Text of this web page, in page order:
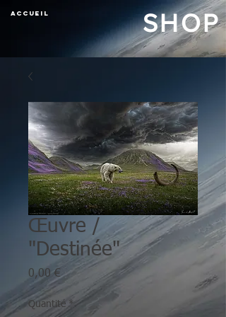
ACCUEIL SHOP
Œuvre /
"Destinée"
0,00 €Prix
Quantité *